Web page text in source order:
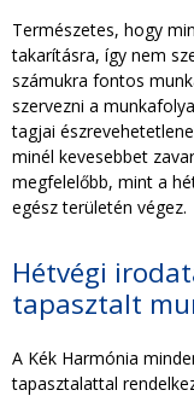
Természetes, hogy
takarításra, így nem
számukra fontos
szervezni a
tagjai
minél kevesebbet
megfelelőbb, mint a
egész területén végez.
Hétvégi
tapasztalt
A Kék Harmónia
tapasztalattal